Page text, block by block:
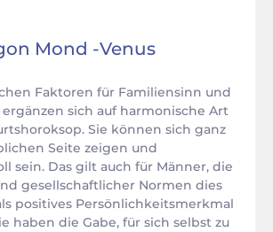
Mond -Venus
Faktoren für Familiensinn und
sich auf harmonische Art
Sie können sich ganz
Seite zeigen und
sein. Das gilt auch für Männer, die
gesellschaftlicher Normen dies
positives Persönlichkeitsmerkmal
haben die Gabe, für sich selbst zu